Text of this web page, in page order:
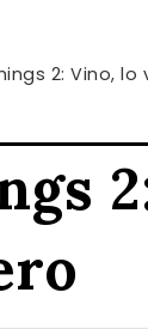
2: Vino,